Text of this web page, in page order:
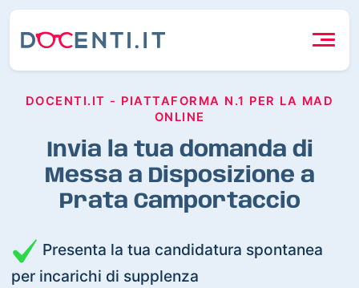
DOCENTI.IT - PIATTAFORMA N.1 PER LA MAD
ONLINE
Invia la tua domanda di
Messa a Disposizione a
Prata Camportaccio
Presenta la tua candidatura spontanea
per incarichi di supplenza